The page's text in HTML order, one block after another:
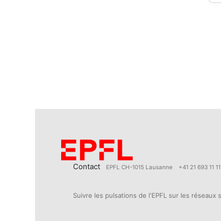
Contact EPFL CH-1015 Lausanne +41 21 693 11 11
Suivre les pulsations de l'EPFL sur les réseaux